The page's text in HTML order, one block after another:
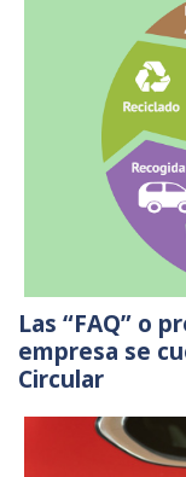
Las “FAQ” o
empresa se
Circular